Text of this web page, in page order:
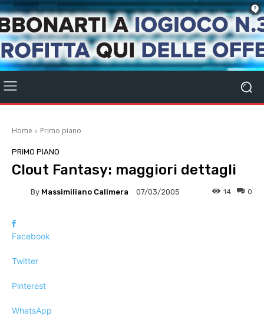
Home Primo piano
PRIMO PIANO
Clout Fantasy: maggiori dettagli
By Massimiliano Calimera 07/03/2005 0
14
Facebook
Twitter
Pinterest
WhatsApp